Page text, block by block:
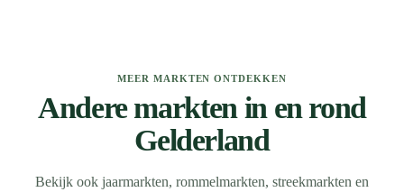
MEER MARKTEN ONTDEKKEN
Andere markten in en rond
Gelderland
Bekijk ook jaarmarkten, rommelmarkten, streekmarkten en